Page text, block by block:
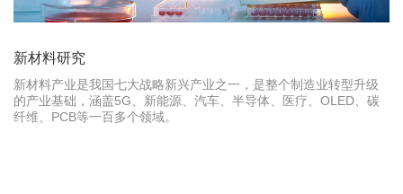
新材料研究
新材料产业是我国七大战略新兴产业之一，是整个制造业转型升级
的产业基础，涵盖5G、新能源、汽车、半导体、医疗、OLED、碳
纤维、PCB等一百多个领域。